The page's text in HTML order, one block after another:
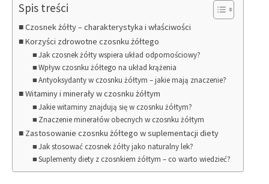
Spis treści
Czosnek żółty – charakterystyka i właściwości
Korzyści zdrowotne czosnku żółtego
Jak czosnek żółty wspiera układ odpornościowy?
Wpływ czosnku żółtego na układ krążenia
Antyoksydanty w czosnku żółtym – jakie mają znaczenie?
Witaminy i minerały w czosnku żółtym
Jakie witaminy znajdują się w czosnku żółtym?
Znaczenie minerałów obecnych w czosnku żółtym
Zastosowanie czosnku żółtego w suplementacji diety
Jak stosować czosnek żółty jako naturalny lek?
Suplementy diety z czosnkiem żółtym – co warto wiedzieć?